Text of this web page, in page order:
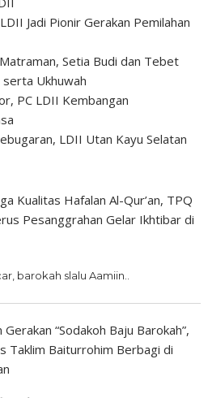
Jadi Pionir Gerakan Pemilahan
Setia Budi dan Tebet
Ukhuwah
PC LDII Kembangan
LDII Utan Kayu Selatan
Kualitas Hafalan Al-Qur’an, TPQ
Pesanggrahan Gelar Ikhtibar di
barokah slalu Aamiin..
Gerakan “Sodakoh Baju Barokah”,
Taklim Baiturrohim Berbagi di